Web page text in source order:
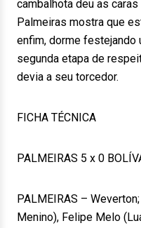
cambalhota deu as
Palmeiras mostra que
enfim, dorme festejando
segunda etapa de
devia a seu torcedor.
FICHA TÉCNICA
PALMEIRAS 5 x 0
PALMEIRAS –
Menino), Felipe Melo